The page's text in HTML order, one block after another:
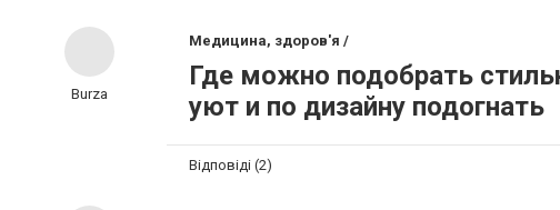
Burza
Медицина, здоров'я /
Где можно подобрать
уют и по дизайну подогнать
Відповіді (2)